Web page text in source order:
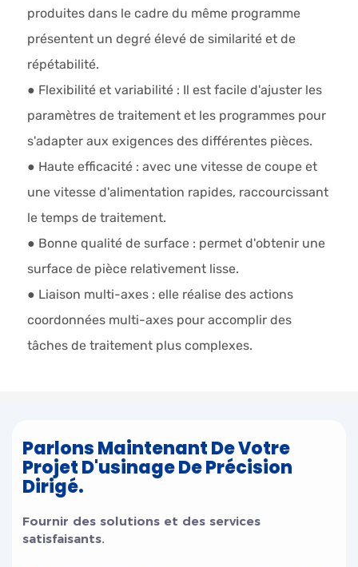
produites dans le cadre du même programme
présentent un degré élevé de similarité et de
répétabilité.
● Flexibilité et variabilité : Il est facile d'ajuster les
paramètres de traitement et les programmes pour
s'adapter aux exigences des différentes pièces.
● Haute efficacité : avec une vitesse de coupe et
une vitesse d'alimentation rapides, raccourcissant
le temps de traitement.
● Bonne qualité de surface : permet d'obtenir une
surface de pièce relativement lisse.
● Liaison multi-axes : elle réalise des actions
coordonnées multi-axes pour accomplir des
tâches de traitement plus complexes.
Parlons Maintenant De Votre
Projet D'usinage De Précision
Dirigé.
Fournir des solutions et des services
satisfaisants.